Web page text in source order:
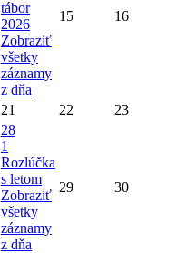
tábor
2026
Zobraziť
všetky
záznamy
z dňa
15 16
21 22 23
28
1
Rozlúčka
s letom
Zobraziť
všetky
záznamy
z dňa
29 30